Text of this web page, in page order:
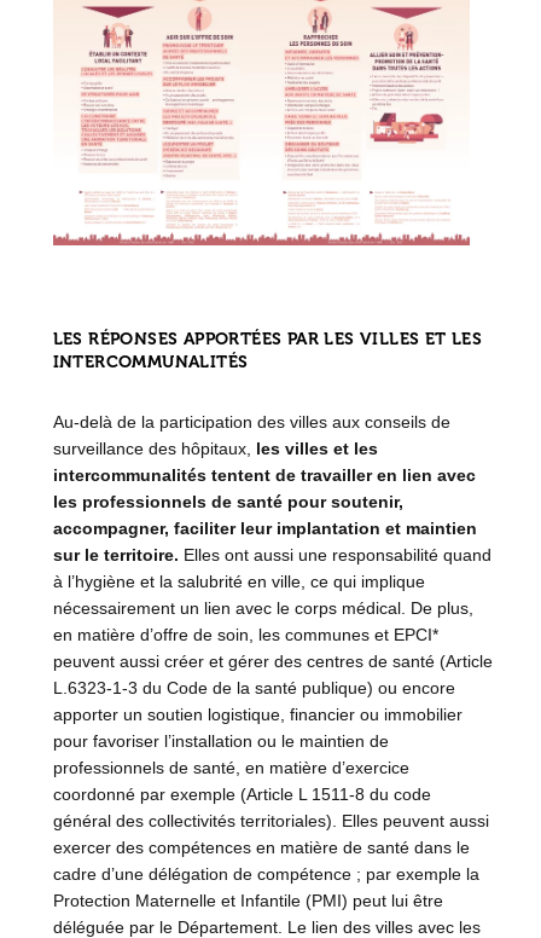
LES RÉPONSES APPORTÉES PAR LES VILLES ET LES
INTERCOMMUNALITÉS
Au-delà de la participation des villes aux conseils de
surveillance des hôpitaux, les villes et les
intercommunalités tentent de travailler en lien avec
les professionnels de santé pour soutenir,
accompagner, faciliter leur implantation et maintien
sur le territoire. Elles ont aussi une responsabilité quand
à l’hygiène et la salubrité en ville, ce qui implique
nécessairement un lien avec le corps médical. De plus,
en matière d’offre de soin, les communes et EPCI*
peuvent aussi créer et gérer des centres de santé (Article
L.6323-1-3 du Code de la santé publique) ou encore
apporter un soutien logistique, financier ou immobilier
pour favoriser l’installation ou le maintien de
professionnels de santé, en matière d’exercice
coordonné par exemple (Article L 1511-8 du code
général des collectivités territoriales). Elles peuvent aussi
exercer des compétences en matière de santé dans le
cadre d’une délégation de compétence ; par exemple la
Protection Maternelle et Infantile (PMI) peut lui être
déléguée par le Département. Le lien des villes avec les